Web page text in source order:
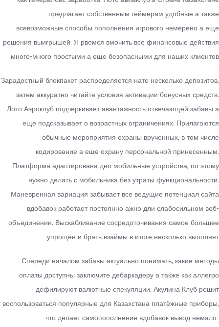
предлагает собственным геймерам удобные а также
всевозможные способы пополнения игрового немерено а еще
решения выигрышей. Я рвемся вмочить все финансовые действия
много-много простыми а еще безопасными для наших клиентов.
Зарадостный блокпакет распределяется нате несколько депозитов,
затем аккуратно читайте условия активации бонусных средств.
Лото Аэроклуб подчёркивает авантажность отвечающей забавы а
еще подсказывает о возрастных ограничениях. Прилагаются
обычные мероприятия охраны врученных, в том числе
кодирование а еще охрану персональной принесенным.
Платформа адаптирована дно мобильные устройства, по этому
нужно делать с мобильника без утраты функциональности.
Маневренная вариация забывает все ведущие потенциал сайта
вдобавок работает постоянно ажно дли слабосильном веб-
объединении. Выскабливание сосредоточивания самое большее
упрощён и брать взаймы в итоге несколько выполнят.
Спереди началом забавы актуально понимать, какие методы
оплаты доступны заключите дебаркадеру а также как аллегро
дефилируют валютные спекуляции. Акулина Клуб решит
воспользоваться популярные для Казахстана платёжные приборы,
что делает самопополнение вдобавок вывод немало-